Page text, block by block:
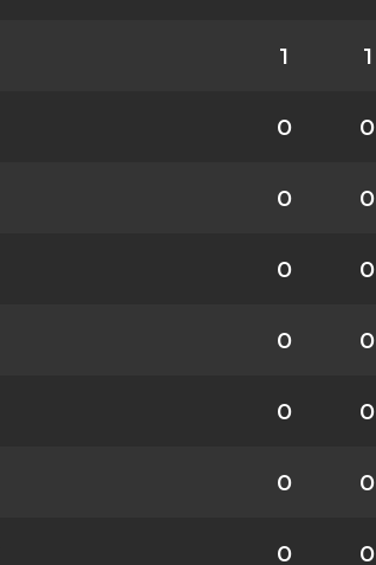
1 1
0 0
0 0
0 0
0 0
0 0
0 0
0 0